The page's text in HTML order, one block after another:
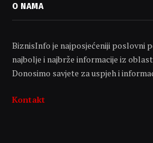
O NAMA
BiznisInfo je najposjećeniji poslovni
najbolje i najbrže informacije iz
Donosimo savjete za uspjeh i
Kontakt